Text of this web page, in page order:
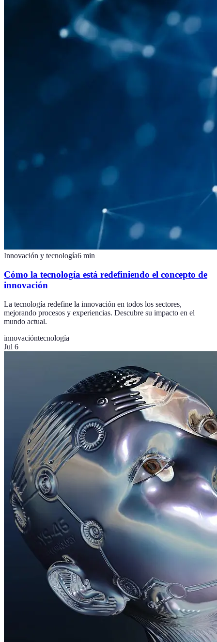
Innovación y tecnología6 min
Cómo la tecnología está redefiniendo el concepto de
innovación
La tecnología redefine la innovación en todos los sectores,
mejorando procesos y experiencias. Descubre su impacto en el
mundo actual.
innovacióntecnología
Jul 6